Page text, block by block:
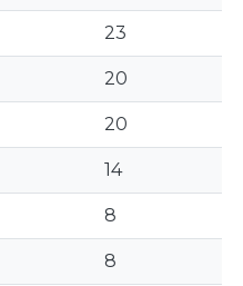
23
20
20
14
8
8